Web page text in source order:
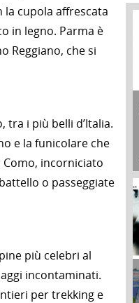
cupola affrescata
in legno. Parma è
Reggiano, che si
tra i più belli d’Italia.
e la funicolare che
incorniciato
o passeggiate
più celebri al
incontaminati.
per trekking e